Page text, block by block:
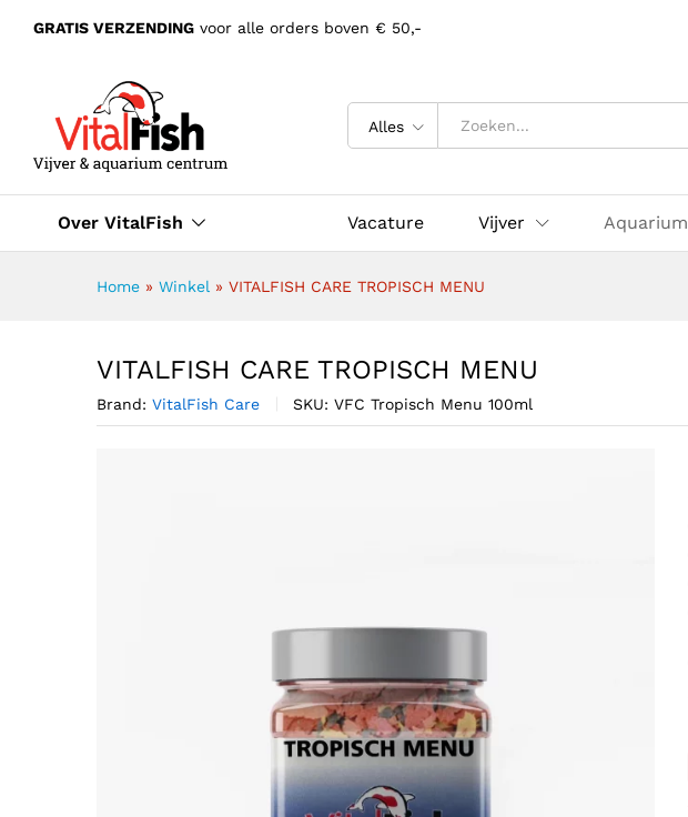
GRATIS VERZENDING voor alle orders boven € 50,-
Alles
Over VitalFish Vacature Vijver Aquarium
Home » Winkel » VITALFISH CARE TROPISCH MENU
VITALFISH CARE TROPISCH MENU
Brand: VitalFish Care SKU: VFC Tropisch Menu 100ml